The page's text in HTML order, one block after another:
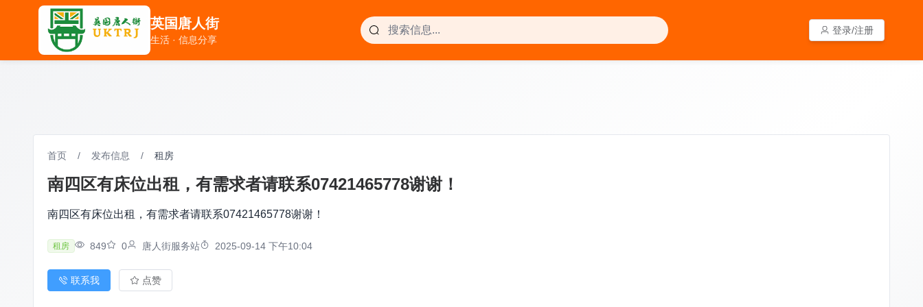
英国唐人街
生活 · 信息分享
登录/注册
英国唐人街
生活 · 信息分享
登录/注册
首页 / 发布信息 / 租房
南四区有床位出租，有需求者请联系07421465778谢谢！
南四区有床位出租，有需求者请联系07421465778谢谢！
租房 849 0 唐人街服务站 2025-09-14 下午10:04
联系我 点赞